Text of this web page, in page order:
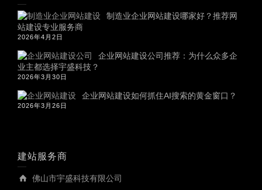
制造业企业网站建设哪家好？推荐网
站建设专业服务商
2026年4月2日
企业网站建设公司推荐：为什么众多企
业主都选择宇盛科技？
2026年3月30日
企业网站建设如何抓住AI搜索的黄金窗口？
2026年3月26日
建站服务商
佛山市宇盛科技有限公司